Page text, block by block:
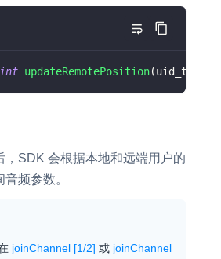
int updateRemotePosition(uid_t uid
，SDK 会根据本地和远端用户的
频参数。
joinChannel [1/2] 或 joinChannel